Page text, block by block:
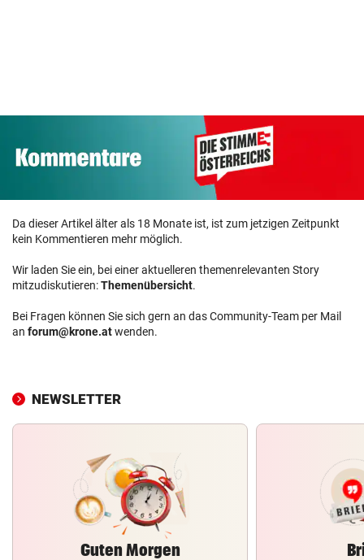
Da dieser Artikel älter als 18 Monate ist, ist zum jetzigen Zeitpunkt
kein Kommentieren mehr möglich.
Wir laden Sie ein, bei einer aktuelleren themenrelevanten Story
mitzudiskutieren:Themenübersicht.
Bei Fragen können Sie sich gern an das Community-Team per Mail
an forum@krone.atwenden.
NEWSLETTER
Guten Morgen